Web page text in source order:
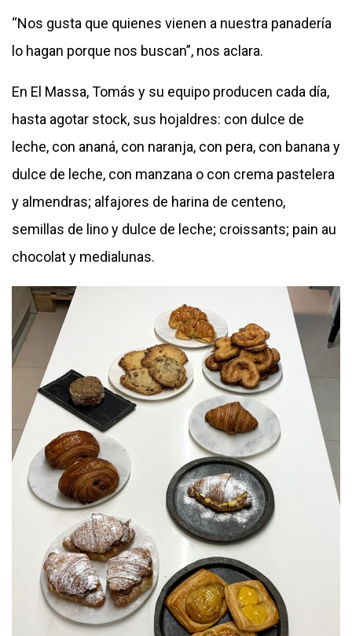
“Nos gusta que quienes vienen a nuestra panadería
lo hagan porque nos buscan”, nos aclara.
En El Massa, Tomás y su equipo producen cada día,
hasta agotar stock, sus hojaldres: con dulce de
leche, con ananá, con naranja, con pera, con banana y
dulce de leche, con manzana o con crema pastelera
y almendras; alfajores de harina de centeno,
semillas de lino y dulce de leche; croissants; pain au
chocolat y medialunas.